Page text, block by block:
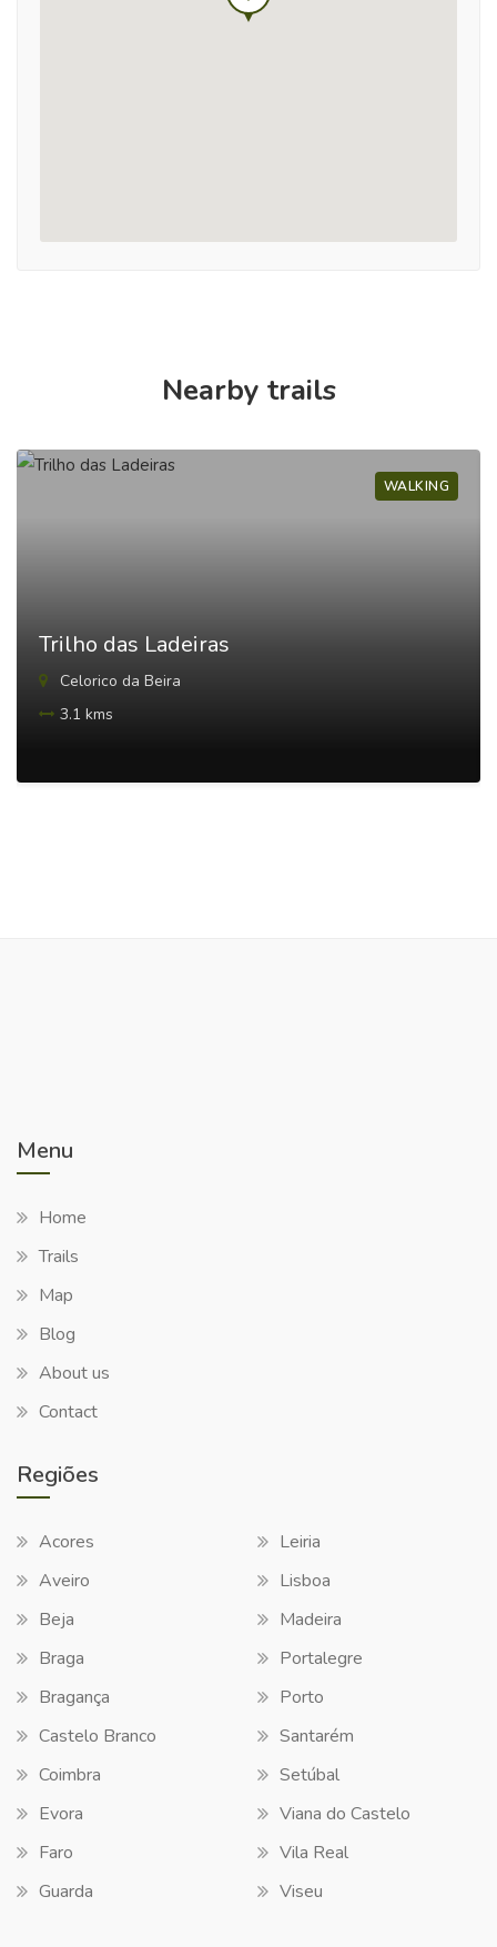
Nearby trails
WALKING
Trilho das Ladeiras
Celorico da Beira
3.1 kms
Menu
Home
Trails
Map
Blog
About us
Contact
Regiões
Acores
Aveiro
Beja
Braga
Bragança
Castelo Branco
Coimbra
Evora
Faro
Guarda
Leiria
Lisboa
Madeira
Portalegre
Porto
Santarém
Setúbal
Viana do Castelo
Vila Real
Viseu